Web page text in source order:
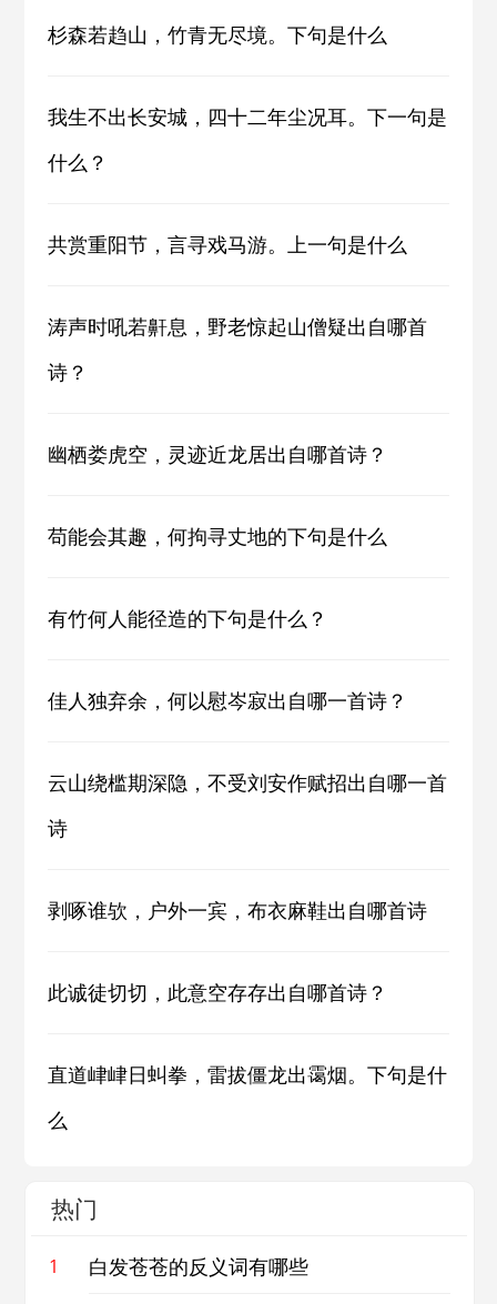
杉森若趋山，竹青无尽境。下句是什么
我生不出长安城，四十二年尘况耳。下一句是
什么？
共赏重阳节，言寻戏马游。上一句是什么
涛声时吼若鼾息，野老惊起山僧疑出自哪首
诗？
幽栖娄虎空，灵迹近龙居出自哪首诗？
苟能会其趣，何拘寻丈地的下句是什么
有竹何人能径造的下句是什么？
佳人独弃余，何以慰岑寂出自哪一首诗？
云山绕槛期深隐，不受刘安作赋招出自哪一首
诗
剥啄谁欤，户外一宾，布衣麻鞋出自哪首诗
此诚徒切切，此意空存存出自哪首诗？
直道峍峍日虯拳，雷拔僵龙出霭烟。下句是什
么
热门
1 白发苍苍的反义词有哪些